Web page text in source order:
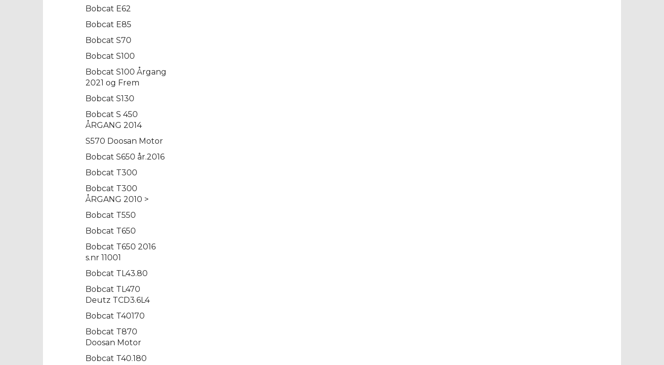
Bobcat E62
Bobcat E85
Bobcat S70
Bobcat S100
Bobcat S100 Årgang
2021 og Frem
Bobcat S130
Bobcat S 450
ÅRGANG 2014
S570 Doosan Motor
Bobcat S650 år.2016
Bobcat T300
Bobcat T300
ÅRGANG 2010 >
Bobcat T550
Bobcat T650
Bobcat T650 2016
s.nr 11001
Bobcat TL43.80
Bobcat TL470
Deutz TCD3.6L4
Bobcat T40170
Bobcat T870
Doosan Motor
Bobcat T40.180